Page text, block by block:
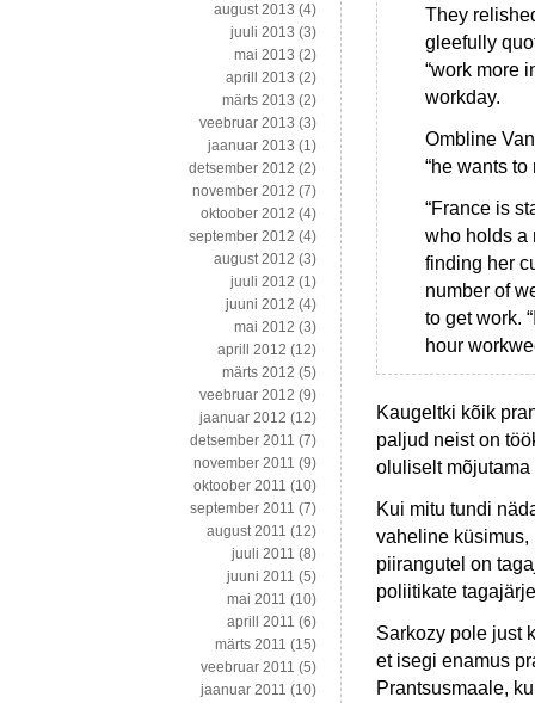
They
gleefully
“work more
workday.
Ombline
“he wants
“France is
who holds a
finding her
number of
to get work.
hour
Kaugeltki kõik
paljud neist on
oluliselt mõjutama
Kui mitu tundi
vaheline
piirangutel on
poliitikate
Sarkozy pole just
et isegi enamus
Prantsusmaale,
august 2013 (4)
juuli 2013 (3)
mai 2013 (2)
aprill 2013 (2)
märts 2013 (2)
veebruar 2013 (3)
jaanuar 2013 (1)
detsember 2012 (2)
november 2012 (7)
oktoober 2012 (4)
september 2012 (4)
august 2012 (3)
juuli 2012 (1)
juuni 2012 (4)
mai 2012 (3)
aprill 2012 (12)
märts 2012 (5)
veebruar 2012 (9)
jaanuar 2012 (12)
detsember 2011 (7)
november 2011 (9)
oktoober 2011 (10)
september 2011 (7)
august 2011 (12)
juuli 2011 (8)
juuni 2011 (5)
mai 2011 (10)
aprill 2011 (6)
märts 2011 (15)
veebruar 2011 (5)
jaanuar 2011 (10)